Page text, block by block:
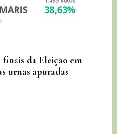
da Eleição em
urnas apuradas